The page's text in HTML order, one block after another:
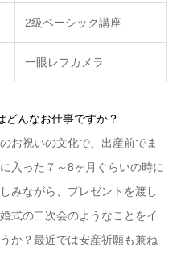
2級ベーシック講座
一眼レフカメラ
どんなお仕事ですか？
お祝いの文化で、出産前でま
入った７～8ヶ月ぐらいの時に
みながら、プレゼントを渡し
式の二次会のようなことをイ
か？最近では安産祈願も兼ね